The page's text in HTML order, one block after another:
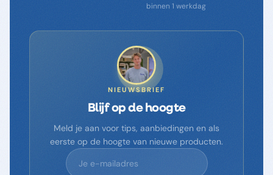
binnen 1 werkdag
NIEUWSBRIEF
Blijf op de hoogte
Meld je aan voor tips, aanbiedingen en als
eerste op de hoogte van nieuwe producten.